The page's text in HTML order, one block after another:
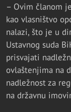
– Ovim članom
kao vlasništvo
nalazi, što je u
Ustavnog suda
prisvajati
ovlaštenjima na
nadležnost za
na državnu